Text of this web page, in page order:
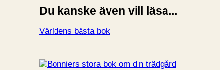
Du kanske även vill läsa...
Världens bästa bok